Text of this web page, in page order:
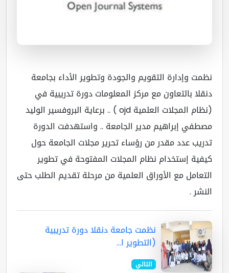
وإدارة التقويم والجودة وتطوير الأداء بجامعة
بالتعاون مع مركز المعلومات دورة تدريبية في
(نظام المجلات العلمية ojd ) .. برعاية البروفسير الوليد
إبراهيم مدير الجامعة .. واستهدفت الدورة
عدد مقدر من رؤساء تحرير مجلات الجامعة حول
إستخدام نظام المجلات المفتوحة في تطوير
مع الأوراق العلمية من مرحلة تقديم الطلب حتى
نظمت جامعة دنقلا دورة تدريبية
(التطوير ا...
التالي